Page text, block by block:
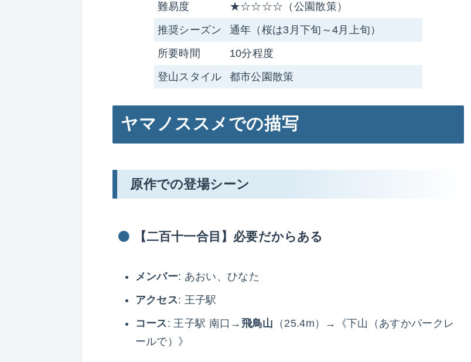
難易度
★☆☆☆☆（公園散策）
推奨シーズン
通年（桜は3月下旬～4月上旬）
所要時間
10分程度
登山スタイル
都市公園散策
ヤマノススメでの描写
原作での登場シーン
【二百十一合目】必要だからある
メンバー: あおい、ひなた
アクセス: 王子駅
コース : 王子駅 南口→ 飛鳥山 （25.4m）→《下山（あすかパークレ
ールで）》